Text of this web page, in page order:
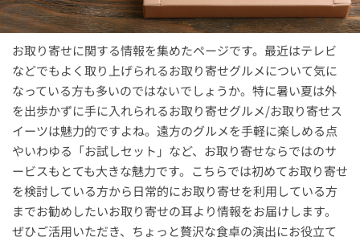
お取り寄せに関する情報を集めたページです。最近はテレビ
などでもよく取り上げられるお取り寄せグルメについて気に
なっている方も多いのではないでしょうか。特に暑い夏は外
を出歩かずに手に入れられるお取り寄せグルメ/お取り寄せス
イーツは魅力的ですよね。遠方のグルメを手軽に楽しめる点
やいわゆる「お試しセット」など、お取り寄せならではのサ
ービスもとても大きな魅力です。こちらでは初めてお取り寄せ
を検討している方から日常的にお取り寄せを利用している方
までお勧めしたいお取り寄せの耳より情報をお届けします。
ぜひご活用いただき、ちょっと贅沢な食卓の演出にお役立て